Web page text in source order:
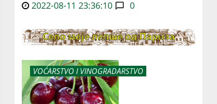
2022-08-11 23:36:10 0
VOĆARSTVO I VINOGRADARSTVO